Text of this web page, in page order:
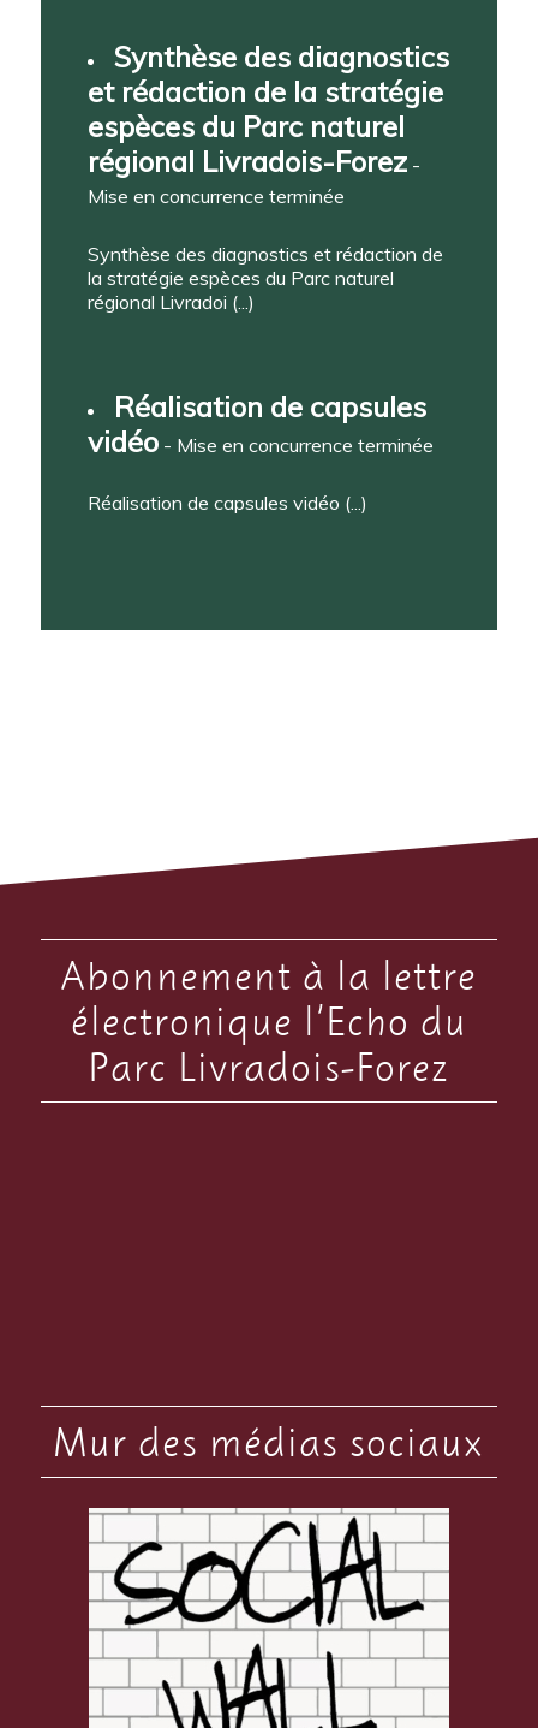
Synthèse des diagnostics
et rédaction de la stratégie
espèces du Parc naturel
régional Livradois-Forez-
Mise en concurrence terminée
Synthèse des diagnostics et rédaction de
la stratégie espèces du Parc naturel
régional Livradoi (...)
Réalisation de capsules
vidéo- Mise en concurrence terminée
Réalisation de capsules vidéo (...)
Abonnement à la lettre
électronique l’Echo du
Parc Livradois-Forez
Mur des médias sociaux